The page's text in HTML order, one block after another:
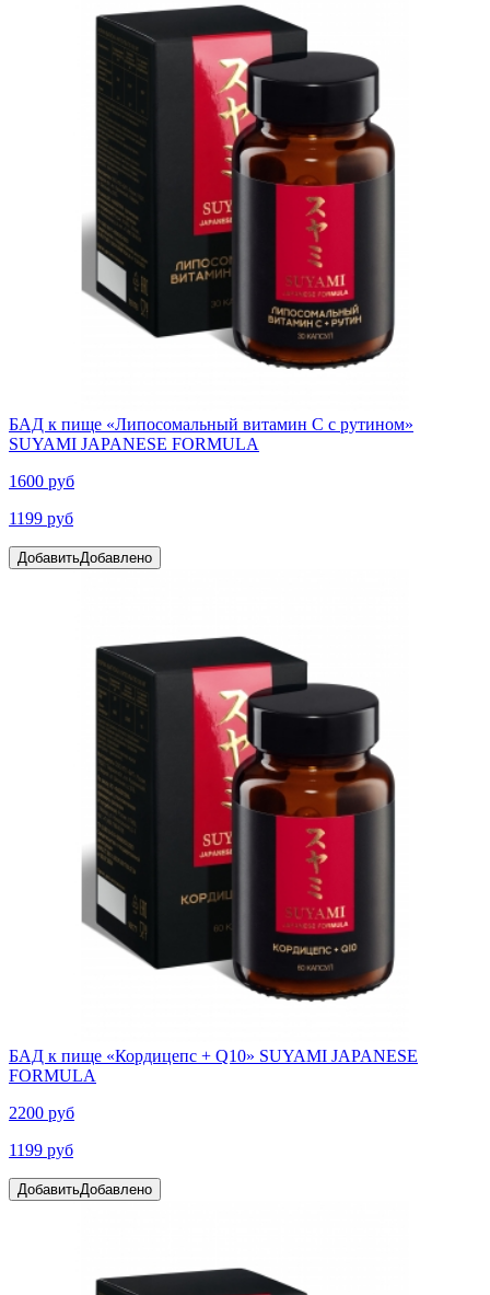
БАД к пище «Липосомальный витамин С с рутином»
SUYAMI JAPANESE FORMULA
1600 руб
1199 руб
ДобавитьДобавлено
БАД к пище «Кордицепс + Q10» SUYAMI JAPANESE
FORMULA
2200 руб
1199 руб
ДобавитьДобавлено